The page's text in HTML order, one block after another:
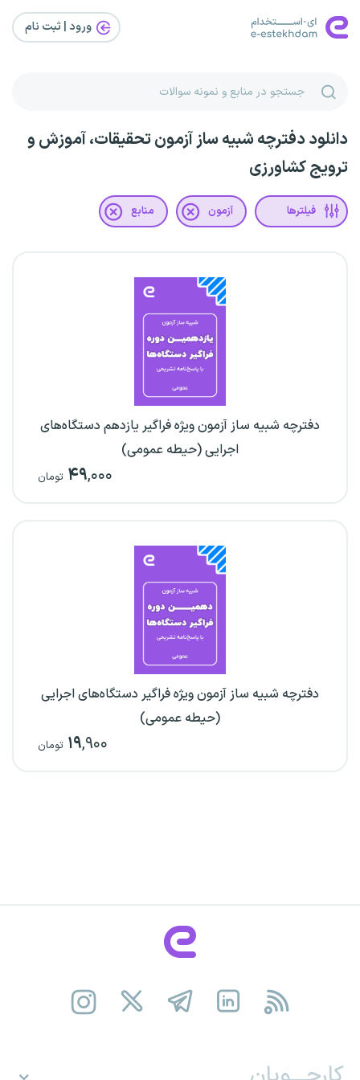
ورود | ثبت‌ نام
دانلود دفترچه شبیه ساز آزمون تحقیقات، آموزش و
ترویج کشاورزی
فیلترها آزمون منابع
دفترچه شبیه ساز آزمون ویژه فراگیر یازدهم دستگاه‌های
اجرایی (حیطه عمومی)
۴۹,۰۰۰ تومان
دفترچه شبیه ساز آزمون ویژه فراگیر دستگاه‌های اجرایی
(حیطه عمومی)
۱۹,۹۰۰ تومان